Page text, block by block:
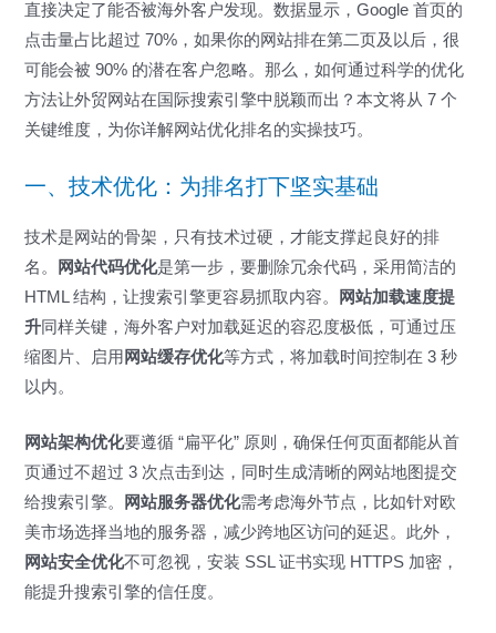
直接决定了能否被海外客户发现。数据显示，Google 首页的
点击量占比超过 70%，如果你的网站排在第二页及以后，很
可能会被 90% 的潜在客户忽略。那么，如何通过科学的优化
方法让外贸网站在国际搜索引擎中脱颖而出？本文将从 7 个
关键维度，为你详解网站优化排名的实操技巧。
一、技术优化：为排名打下坚实基础
技术是网站的骨架，只有技术过硬，才能支撑起良好的排
名。
网站代码优化是第一步，要删除冗余代码，采用简洁的
HTML 结构，让搜索引擎更容易抓取内容。
网站加载速度提
升同样关键，海外客户对加载延迟的容忍度极低，可通过压
缩图片、启用 网站缓存优化等方式，将加载时间控制在 3 秒
以内。
网站架构优化要遵循 “扁平化” 原则，确保任何页面都能从首
页通过不超过 3 次点击到达，同时生成清晰的网站地图提交
给搜索引擎。
网站服务器优化需考虑海外节点，比如针对欧
美市场选择当地的服务器，减少跨地区访问的延迟。此外，
网站安全优化不可忽视，安装 SSL 证书实现 HTTPS 加密，
能提升搜索引擎的信任度。